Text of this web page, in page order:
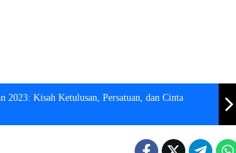
2023: Kisah Ketulusan, Persatuan, dan Cinta